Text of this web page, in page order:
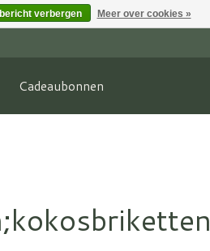
Cadeaubonnen
verbergen Meer over cookies »